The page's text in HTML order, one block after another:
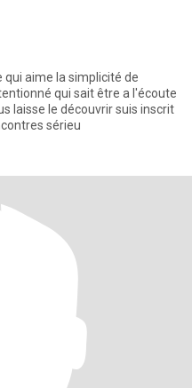
qui sait être a l'écoute
laisse le découvrir suis inscrit
sérieu